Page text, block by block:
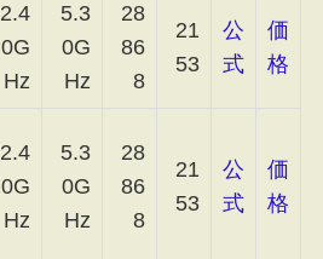
2.4
0G
Hz
5.3
0G
Hz
28
86
8
21
53
公
式
価
格
2.4
0G
Hz
5.3
0G
Hz
28
86
8
21
53
公
式
価
格